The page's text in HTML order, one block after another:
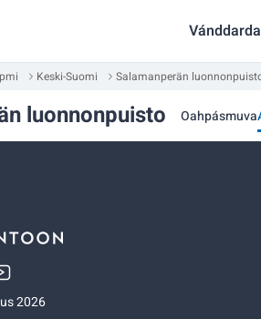
Keski-Suomi Salamanperän
luonnonpuisto Oahpásmuva
2026